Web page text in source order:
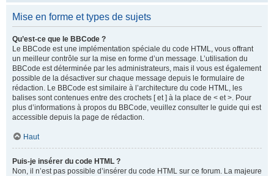
Mise en forme et types de sujets
Qu’est-ce que le BBCode ?
Le BBCode est une implémentation spéciale du code HTML, vous offrant
un meilleur contrôle sur la mise en forme d’un message. L’utilisation du
BBCode est déterminée par les administrateurs, mais il vous est également
possible de la désactiver sur chaque message depuis le formulaire de
rédaction. Le BBCode est similaire à l’architecture du code HTML, les
balises sont contenues entre des crochets [ et ] à la place de < et >. Pour
plus d’informations à propos du BBCode, veuillez consulter le guide qui est
accessible depuis la page de rédaction.
Haut
Puis-je insérer du code HTML ?
Non, il n’est pas possible d’insérer du code HTML sur ce forum. La majeure